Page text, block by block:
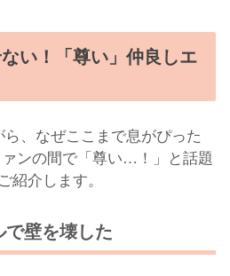
い！「尊い」仲良しエ
、なぜここまで息がぴった
ンの間で「尊い…！」と話題
介します。
で壁を壊した